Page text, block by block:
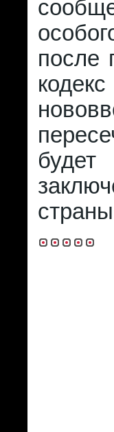
после